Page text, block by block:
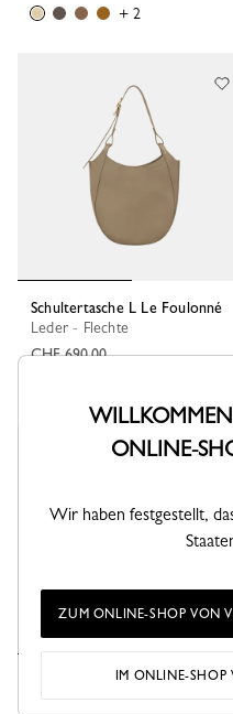
+ 2
Schultertasche L Le Foulonné
Leder - Flechte
CHF 690,00
Shopper XL Le Foulonné
ONLINE-
Wir haben festgestellt,
ZUM ONLINE-SHOP VON
IM ONLINE-SHOP